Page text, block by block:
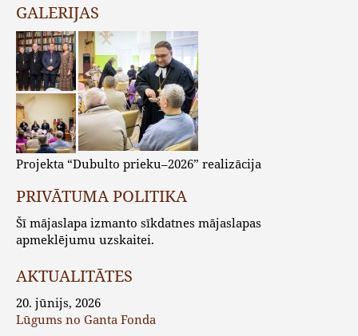
GALERIJAS
Projekta “Dubulto prieku–2026” realizācija
PRIVĀTUMA POLITIKA
Šī mājaslapa izmanto sīkdatnes mājaslapas
apmeklējumu uzskaitei.
AKTUALITĀTES
20. jūnijs, 2026
Lūgums no Ganta Fonda